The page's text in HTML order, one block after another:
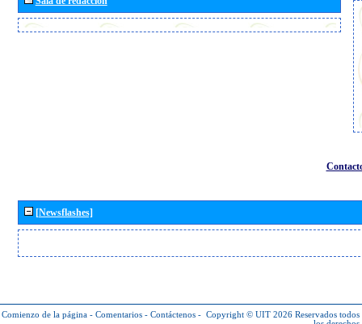
[Newsflashes]
Comienzo de la página - Comentarios - Contáctenos - Copyright © UIT 2026 Reservados todos